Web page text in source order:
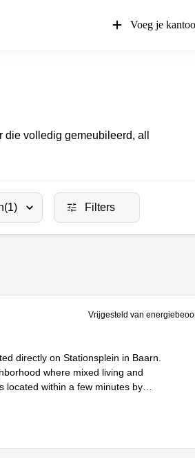
Voeg je
volledig gemeubileerd, all
(1) Filters
Vrijgesteld van
directly on Stationsplein in Baarn.
where mixed living and
located within a few minutes by